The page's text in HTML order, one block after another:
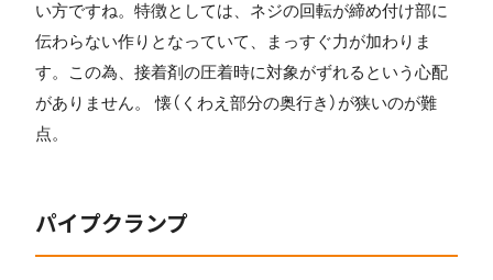
い方ですね。特徴としては、ネジの回転が締め付け部に
伝わらない作りとなっていて、まっすぐ力が加わりま
す。この為、接着剤の圧着時に対象がずれるという心配
がありません。 懐（くわえ部分の奥行き）が狭いのが難
点。
パイプクランプ